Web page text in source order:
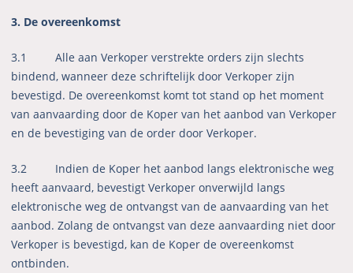
3. De overeenkomst
3.1 Alle aan Verkoper verstrekte orders zijn slechts
bindend, wanneer deze schriftelijk door Verkoper zijn
bevestigd. De overeenkomst komt tot stand op het moment
van aanvaarding door de Koper van het aanbod van Verkoper
en de bevestiging van de order door Verkoper.
3.2 Indien de Koper het aanbod langs elektronische weg
heeft aanvaard, bevestigt Verkoper onverwijld langs
elektronische weg de ontvangst van de aanvaarding van het
aanbod. Zolang de ontvangst van deze aanvaarding niet door
Verkoper is bevestigd, kan de Koper de overeenkomst
ontbinden.